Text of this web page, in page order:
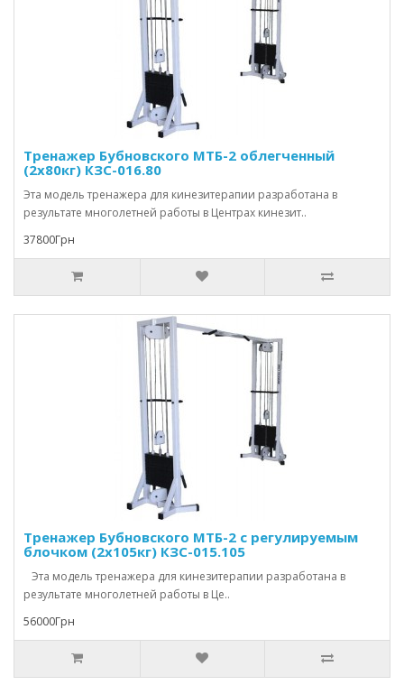
Тренажер Бубновского МТБ-2 облегченный
(2х80кг) КЗС-016.80
Эта модель тренажера для кинезитерапии разработана в
результате многолетней работы в Центрах кинезит..
37800Грн
Тренажер Бубновского МТБ-2 с регулируемым
блочком (2х105кг) КЗС-015.105
Эта модель тренажера для кинезитерапии разработана в
результате многолетней работы в Це..
56000Грн